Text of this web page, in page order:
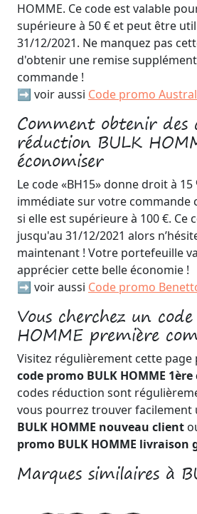
HOMME. Ce code est valable
supérieure à 50 € et peut être
31/12/2021. Ne manquez pas
d'obtenir une remise
commande !
➡️ voir aussi Code promo
Comment obtenir des
réduction BULK
économiser
Le code «BH15» donne droit à 15
immédiate sur votre commande
si elle est supérieure à 100 €. Ce
jusqu'au 31/12/2021 alors
maintenant ! Votre portefeuille
apprécier cette belle économie !
➡️ voir aussi Code promo
Vous cherchez un
HOMME première
Visitez régulièrement cette
code promo BULK HOMME
codes réduction sont
vous pourrez trouver facilement
BULK HOMME nouveau client
promo BULK HOMME livraison
Marques similaires à